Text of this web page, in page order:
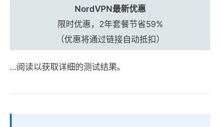
NordVPN最新优惠
限时优惠，2年套餐节省59%
（优惠将通过链接自动抵扣）
…阅读以获取详细的测试结果。